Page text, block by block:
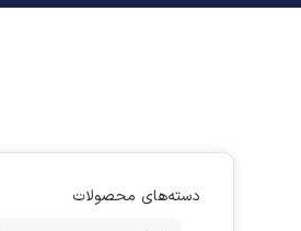
دسته‌های محصولات